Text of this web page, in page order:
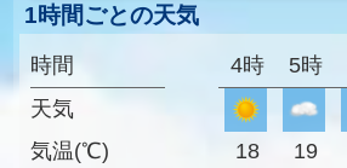
1時間ごとの天気
時間
天気
気温(℃)
4時 5時
18 19